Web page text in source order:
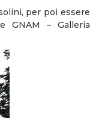
per poi essere
GNAM – Galleria